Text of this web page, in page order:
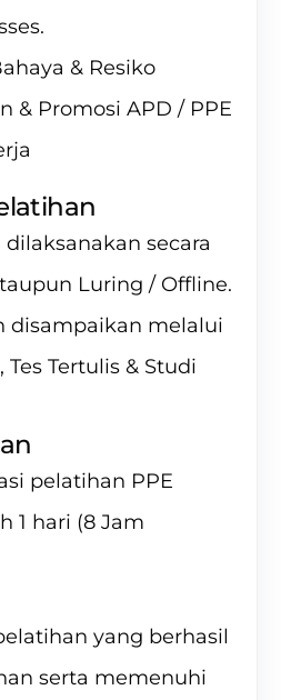
& Resiko
& Promosi APD / PPE
secara
Luring / Offline.
disampaikan melalui
Tertulis & Studi
pelatihan PPE
1 hari (8 Jam
yang berhasil
serta memenuhi